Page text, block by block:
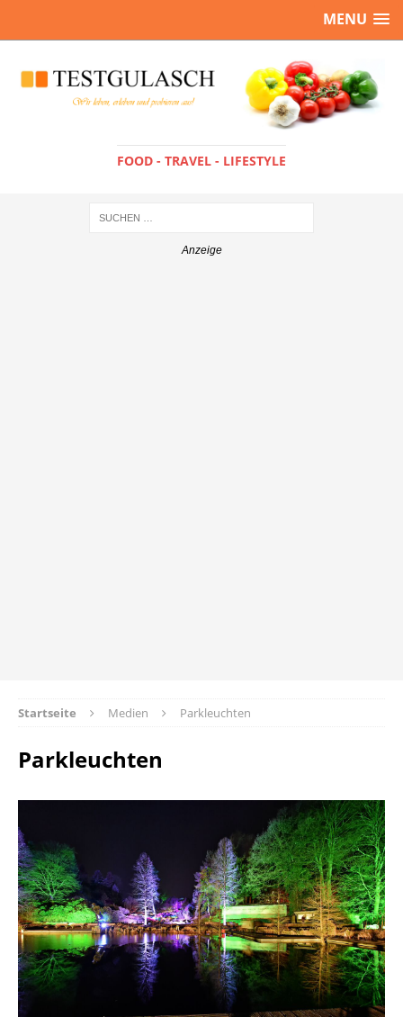
MENU
FOOD - TRAVEL - LIFESTYLE
Startseite Medien Parkleuchten
Parkleuchten